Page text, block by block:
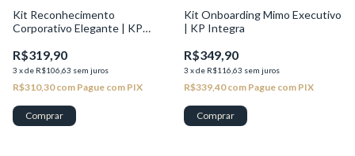
Kit Reconhecimento
Corporativo Elegante | KP
R$319,90
3 xde R$106,63 sem juros
R$310,30com Pague com PIX
Comprar
Kit Onboarding Mimo Executivo
| KP Integra
R$349,90
3 xde R$116,63 sem juros
R$339,40com Pague com PIX